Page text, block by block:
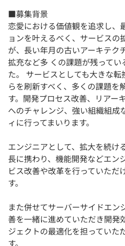
■募集背景
恋愛における価値観を追求し、
ョンを叶えるべく、サービスの
が、長い年月の古いアーキテク
拡充など多 くの課題が残って
た。 サービスとしても大きな
らを刷新すべく、多くの課題を
す。開発プロセス改善、リアー
へのチャレンジ、強い組織組成
ィに行ってまいります。
エンジニアとして、拡大を続け
長に携わり、機能開発などエン
ビス改善や改革を行っていただ
す。
また併せてサーバーサイドエン
善を一緒に進めていただき開発
ジェクトの最適化を担っていた
す。